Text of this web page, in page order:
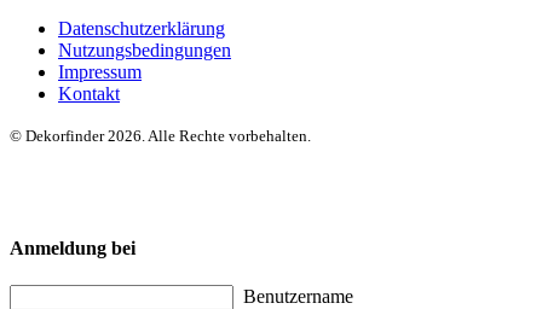
Datenschutzerklärung
Nutzungsbedingungen
Impressum
Kontakt
© Dekorfinder 2026. Alle Rechte vorbehalten.
Anmeldung bei
Benutzername